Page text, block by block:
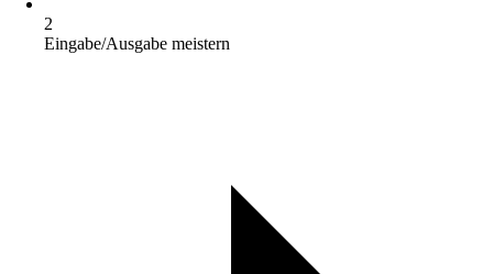
2
Eingabe/Ausgabe meistern